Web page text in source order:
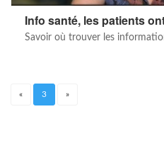
Info santé, les patients
Savoir où trouver les
« 3 »